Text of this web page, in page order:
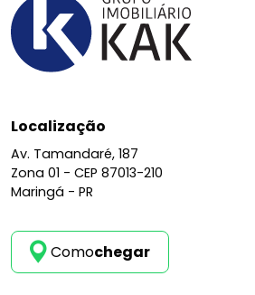
Localização
Av. Tamandaré, 187
Zona 01 - CEP 87013-210
Maringá - PR
Comochegar